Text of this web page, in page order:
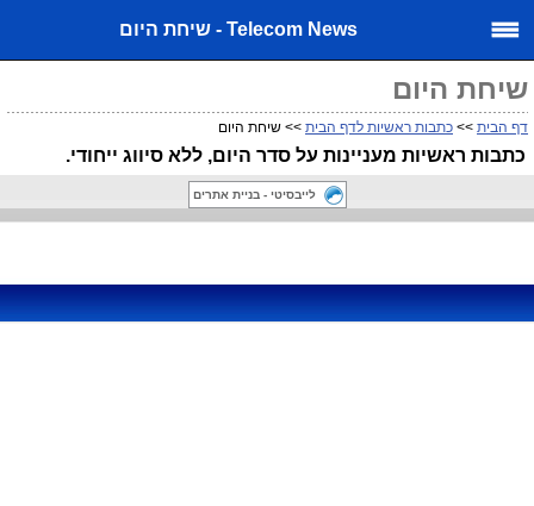
Telecom News - שיחת היום
שיחת היום
דף הבית >> כתבות ראשיות לדף הבית >> שיחת היום
כתבות ראשיות מעניינות על סדר היום, ללא סיווג ייחודי.
לייבסיטי - בניית אתרים